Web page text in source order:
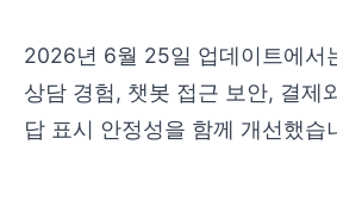
2026년 6월 25일 업데이트에서
상담 경험, 챗봇 접근 보안, 결제
답 표시 안정성을 함께 개선했습